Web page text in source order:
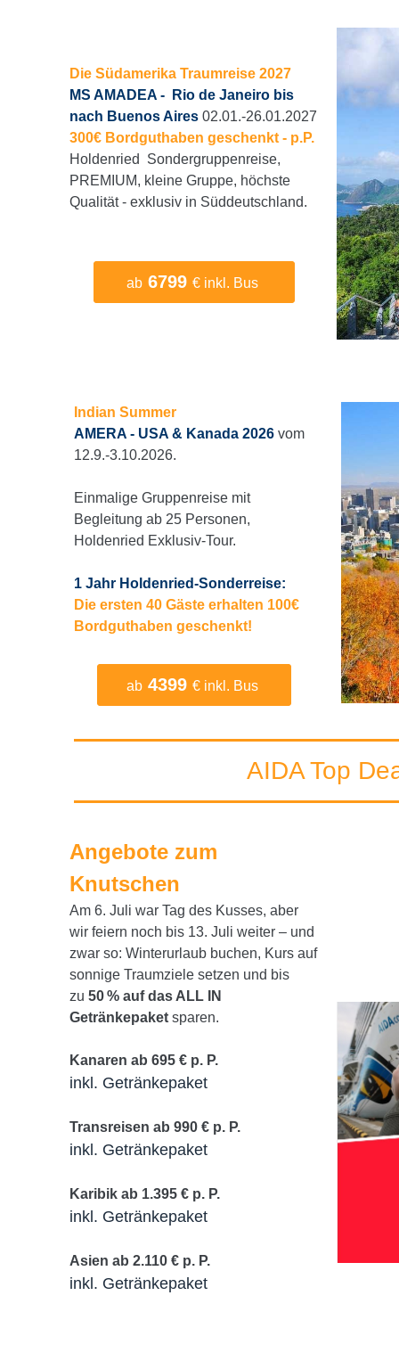
Die Südamerika Traumreise 2027
MS AMADEA - Rio de Janeiro bis
nach Buenos Aires 02.01.-26.01.2027
300€ Bordguthaben geschenkt - p.P.
Holdenried Sondergruppenreise,
PREMIUM, kleine Gruppe, höchste
Qualität - exklusiv in Süddeutschland.
ab 6799 € inkl. Bus
Indian Summer
AMERA - USA & Kanada 2026 vom
12.9.-3.10.2026.
Einmalige Gruppenreise mit
Begleitung ab 25 Personen,
Holdenried Exklusiv-Tour.
1 Jahr Holdenried-Sonderreise:
Die ersten 40 Gäste erhalten 100€
Bordguthaben geschenkt!
ab 4399 € inkl. Bus
AIDA Top
Angebote zum
Knutschen
Am 6. Juli war Tag des Kusses, aber
wir feiern noch bis 13. Juli weiter – und
zwar so: Winterurlaub buchen, Kurs auf
sonnige Traumziele setzen und bis
zu 50 % auf das ALL IN
Getränkepaket sparen.
Kanaren ab 695 € p. P.
inkl. Getränkepaket
Transreisen ab 990 € p. P.
inkl. Getränkepaket
Karibik ab 1.395 € p. P.
inkl. Getränkepaket
Asien ab 2.110 € p. P.
inkl. Getränkepaket